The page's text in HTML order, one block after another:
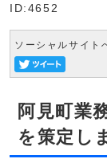
ID:4652
ソーシャルサイト
阿見町業
を策定し